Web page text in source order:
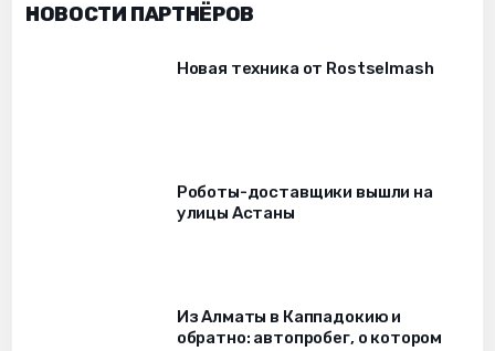
НОВОСТИ ПАРТНЁРОВ
Новая техника от Rostselmash
Роботы-доставщики вышли на
улицы Астаны
Из Алматы в Каппадокию и
обратно: автопробег, о котором